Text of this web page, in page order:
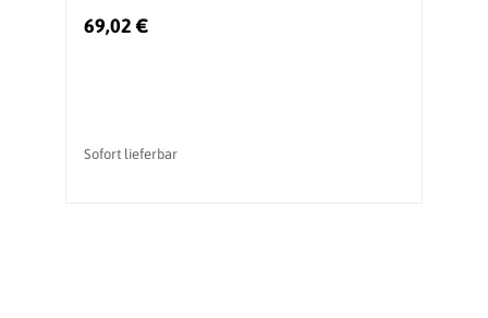
69,02 €
Sofort lieferbar